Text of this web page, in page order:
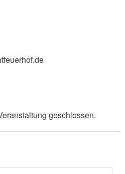
geschlossen.